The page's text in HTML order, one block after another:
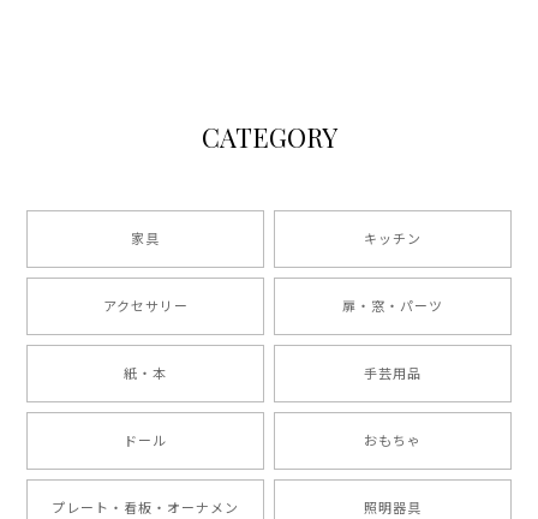
CATEGORY
家具 キッチン
アクセサリー 扉・窓・パーツ
紙・本 手芸用品
ドール おもちゃ
プレート・看板・オーナメン
照明器具